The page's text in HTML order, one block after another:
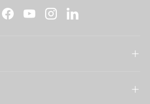
FacebookYouTubeInstagramLinkedIn